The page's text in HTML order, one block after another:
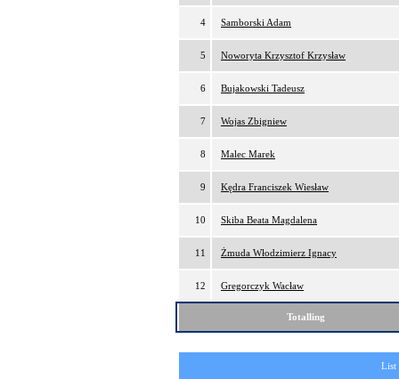
4 Samborski Adam
5 Noworyta Krzysztof Krzysław
6 Bujakowski Tadeusz
7 Wojas Zbigniew
8 Malec Marek
9 Kędra Franciszek Wiesław
10 Skiba Beata Magdalena
11 Żmuda Włodzimierz Ignacy
12 Gregorczyk Wacław
Totalling
List